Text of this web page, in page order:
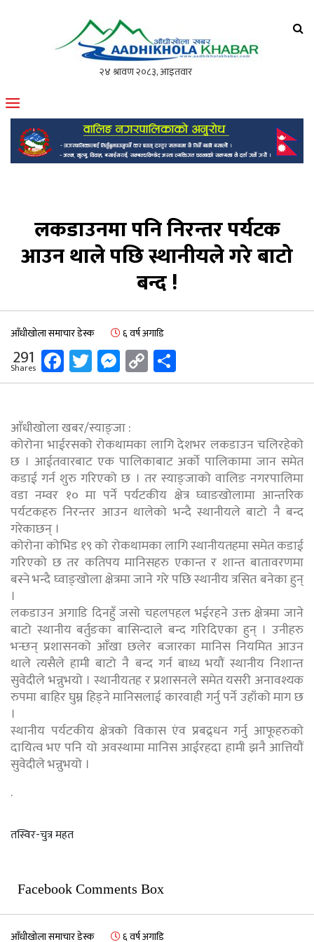
मोफसलकै लोकप्रिय अनलाइन पत्रिका
लकडाउनमा पनि निरन्तर पर्यटक
आउन थाले पछि स्थानीयले गरे बाटो
बन्द !
आँधीखोला समाचार डेस्क ६ वर्ष अगाडि
291
Shares Facebook
Twitter
Messenger
Copy
Link
आँधीखोला खबर/स्याङ्जा :
कोरोना भाईरसको रोकथामका लागि देशभर लकडाउन चलिरहेको
छ । आईतवारबाट एक पालिकाबाट अर्काे पालिकामा जान समेत
कडाई गर्न शुरु गरिएको छ । तर स्याङ्जाको वालिङ नगरपालिमा
वडा नम्वर १० मा पर्ने पर्यटकीय क्षेत्र घ्वाङखोलामा आन्तरिक
पर्यटकहरु निरन्तर आउन थालेको भन्दै स्थानीयले बाटो नै बन्द
गरेकाछन् ।
कोरोना कोभिड १९ को रोकथामका लागि स्थानीयतहमा समेत कडाई
गरिएको छ तर कतिपय मानिसहरु एकान्त र शान्त बातावरणमा
बस्ने भन्दै घ्वाङ्खोला क्षेत्रमा जाने गरे पछि स्थानीय त्रसित बनेका हुन्
।
लकडाउन अगाडि दिनहुँ जसो चहलपहल भईरहने उक्त क्षेत्रमा जाने
बाटो स्थानीय बर्तुङका बासिन्दाले बन्द गरिदिएका हुन् । उनीहरु
भन्छन् प्रशासनको आँखा छलेर बजारका मानिस नियमित आउन
थाले त्यसैले हामी बाटो नै बन्द गर्न बाध्य भयौं स्थानीय निशान्त
सुवेदीले भन्नुभयो । स्थानीयतह र प्रशासनले समेत यसरी अनावश्यक
रुपमा बाहिर घुम्न हिड्ने मानिसलाई कारवाही गर्नु पर्ने उहाँको माग छ
।
स्थानीय पर्यटकीय क्षेत्रको विकास एंव प्रबद्र्धन गर्नु आफूहरुको
दायित्व भए पनि यो अवस्थामा मानिस आईरहदा हामी झनै आत्तियौं
सुवेदीले भन्नुभयो ।
.
तस्विर-चुत्र महत
Facebook Comments Box
आँधीखोला समाचार डेस्क ६ वर्ष अगाडि